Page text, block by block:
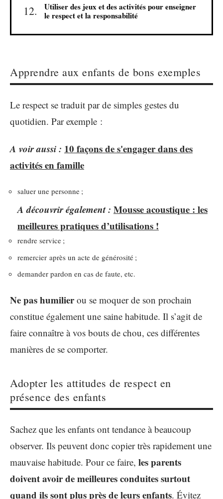
Utiliser des jeux et des activités pour enseigner
le respect et la responsabilité
Apprendre aux enfants de bons exemples
Le respect se traduit par de simples gestes du
quotidien. Par exemple :
A voir aussi : 10 façons de s'engager dans des
activités en famille
saluer une personne ;
A découvrir également : Mousse acoustique : les
meilleures pratiques d’utilisations !
rendre service ;
remercier après un acte de générosité ;
demander pardon en cas de faute, etc.
Ne pas humilierou se moquer de son prochain
constitue également une saine habitude. Il s’agit de
faire connaître à vos bouts de chou, ces différentes
manières de se comporter.
Adopter les attitudes de respect en
présence des enfants
Sachez que les enfants ont tendance à beaucoup
observer. Ils peuvent donc copier très rapidement une
mauvaise habitude. Pour ce faire, les parents
doivent avoir de meilleures conduites surtout
quand ils sont plus près de leurs enfants. Évitez